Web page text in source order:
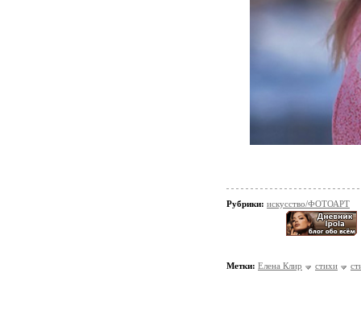
Рубрики: искусство/ФОТОАРТ
Метки: Елена Клир стихи